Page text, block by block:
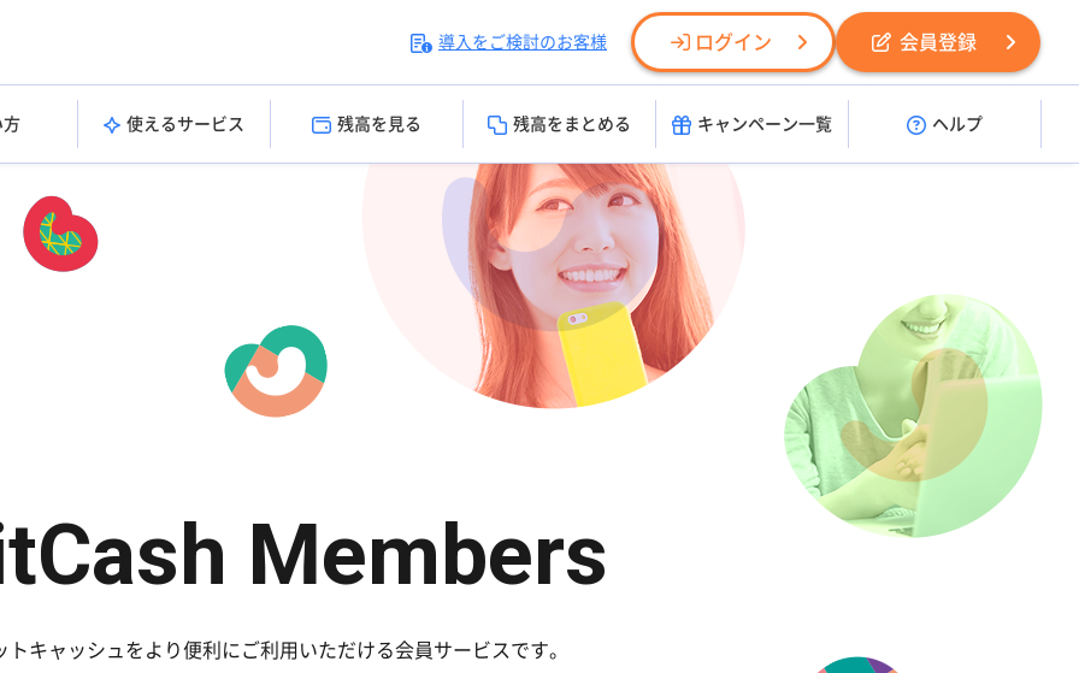
導入をご検討のお客様 ログイン 会員登録
方 使えるサービス 残高を見る 残高をまとめる キャンペーン一覧 ヘルプ
Members
トキャッシュをより便利にご利用いただける会員サービスです。